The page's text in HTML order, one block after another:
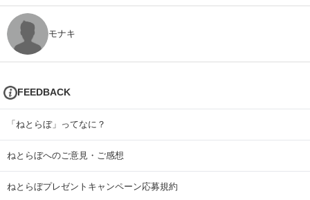
モナキ
FEEDBACK
「ねとらぼ」ってなに？
ねとらぼへのご意見・ご感想
ねとらぼプレゼントキャンペーン応募規約